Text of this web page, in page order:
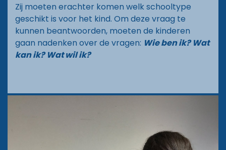
Zij moeten erachter komen welk schooltype
geschikt is voor het kind. Om deze vraag te
kunnen beantwoorden, moeten de kinderen
gaan nadenken over de vragen: Wie ben ik? Wat
kan ik? Wat wil ik?